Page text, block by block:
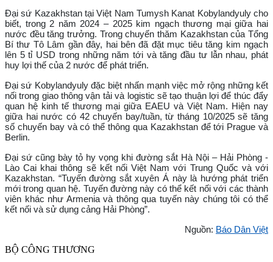
Đại sứ Kazakhstan tại Việt Nam Tumysh Kanat Kobylandyuly cho
biết, trong 2 năm 2024 – 2025 kim ngạch thương mại giữa hai
nước đều tăng trưởng. Trong chuyến thăm Kazakhstan của Tổng
Bí thư Tô Lâm gần đây, hai bên đã đặt mục tiêu tăng kim ngạch
lên 5 tỉ USD trong những năm tới và tăng đầu tư lẫn nhau, phát
huy lợi thế của 2 nước để phát triển.
Đại sứ Kobylandyuly đặc biệt nhấn mạnh việc mở rộng những kết
nối trong giao thông vận tải và logistic sẽ tạo thuận lợi để thúc đẩy
quan hệ kinh tế thương mại giữa EAEU và Việt Nam. Hiện nay
giữa hai nước có 42 chuyến bay/tuần, từ tháng 10/2025 sẽ tăng
số chuyến bay và có thể thông qua Kazakhstan để tới Prague và
Berlin.
Đại sứ cũng bày tỏ hy vọng khi đường sắt Hà Nội – Hải Phòng -
Lào Cai khai thông sẽ kết nối Việt Nam với Trung Quốc và với
Kazakhstan. “Tuyến đường sắt xuyên Á này là hướng phát triển
mới trong quan hệ. Tuyến đường này có thể kết nối với các thành
viên khác như Armenia và thông qua tuyến này chúng tôi có thể
kết nối và sử dụng cảng Hải Phòng”.
Nguồn: Báo Dân Việt
BỘ CÔNG THƯƠNG